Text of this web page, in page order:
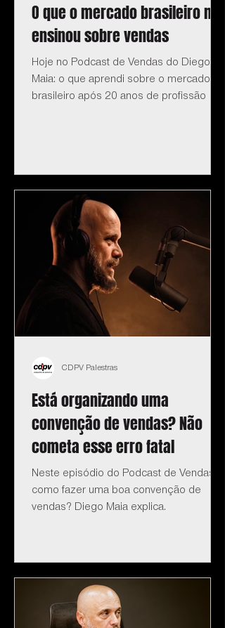
O que o mercado brasileiro me
ensinou sobre vendas
Hoje no Podcast de Vendas do Diego
Maia: o que aprendi sobre o mercado
brasileiro após 20 anos de profissão
Está organizando uma
convenção de vendas? Não
cometa esse erro fatal
Neste episódio do Podcast de Vendas:
como fazer uma boa convenção de
vendas? Diego Maia explica.
CDPV Palestras